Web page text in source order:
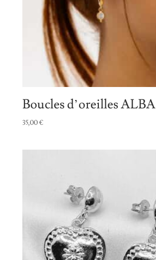
Boucles d’oreilles ALBA
35,00€